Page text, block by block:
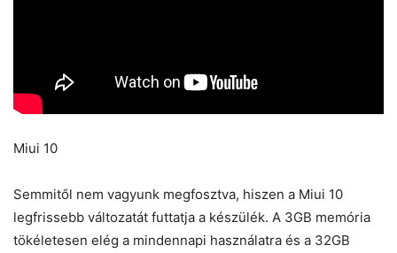
Miui 10
Semmitől nem vagyunk megfosztva, hiszen a Miui 10
legfrissebb változatát futtatja a készülék. A 3GB memória
tökéletesen elég a mindennapi használatra és a 32GB